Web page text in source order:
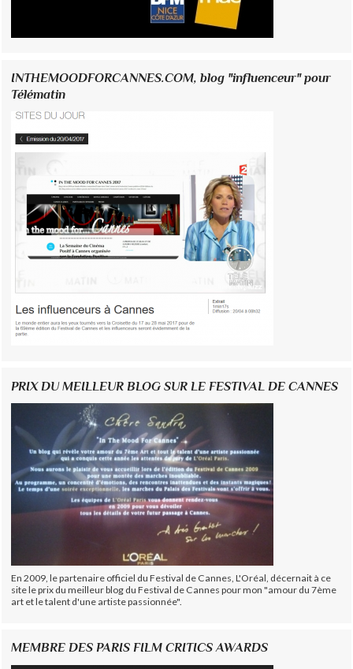
INTHEMOODFORCANNES.COM, blog "influenceur" pour
Télématin
PRIX DU MEILLEUR BLOG SUR LE FESTIVAL DE CANNES
En 2009, le partenaire officiel du Festival de Cannes, L'Oréal, décernait à ce
site le prix du meilleur blog du Festival de Cannes pour mon "amour du 7ème
art et le talent d'une artiste passionnée".
MEMBRE DES PARIS FILM CRITICS AWARDS